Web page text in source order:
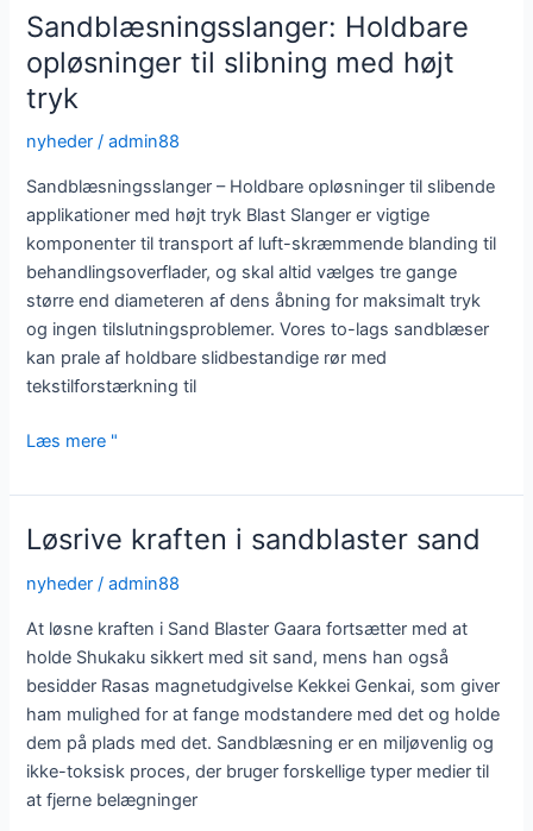
overfladeforberedelse
Sandblæsningsslanger: Holdbare
opløsninger til slibning med højt
tryk
nyheder /admin88
Sandblæsningsslanger – Holdbare opløsninger til slibende
applikationer med højt tryk Blast Slanger er vigtige
komponenter til transport af luft-skræmmende blanding til
behandlingsoverflader, og skal altid vælges tre gange
større end diameteren af ​​dens åbning for maksimalt tryk
og ingen tilslutningsproblemer. Vores to-lags sandblæser
kan prale af holdbare slidbestandige rør med
tekstilforstærkning til
Sandblæsningsslanger:
opløsninger
til
slibning
med
tryk
Læs mere "
Løsrive kraften i sandblaster sand
nyheder /admin88
At løsne kraften i Sand Blaster Gaara fortsætter med at
holde Shukaku sikkert med sit sand, mens han også
besidder Rasas magnetudgivelse Kekkei Genkai, som giver
ham mulighed for at fange modstandere med det og holde
dem på plads med det. Sandblæsning er en miljøvenlig og
ikke-toksisk proces, der bruger forskellige typer medier til
at fjerne belægninger